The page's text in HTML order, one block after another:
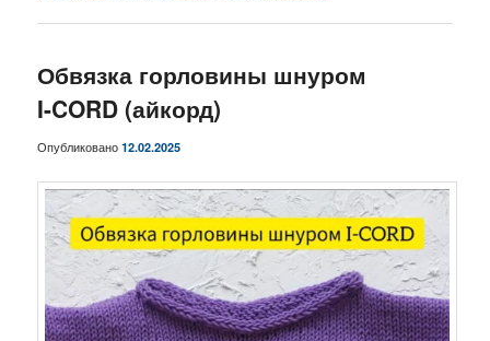
Обвязка горловины шнуром
I-CORD (айкорд)
Опубликовано12.02.2025